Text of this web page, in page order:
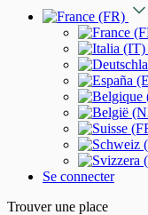
Se connecter
Trouver une place